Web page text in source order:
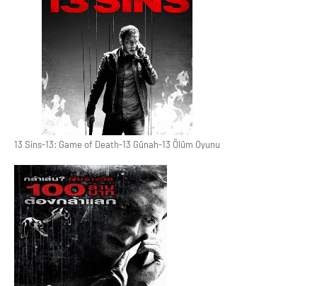
13 Sins-13: Game of Death-13 Günah-13 Ölüm Oyunu